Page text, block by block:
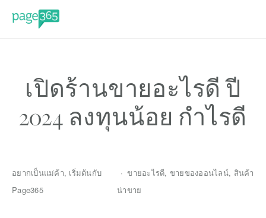
เปิดร้านขายอะไรดี ปี
2024 ลงทุนน้อย กำไรดี
อยากเป็นแม่ค้า, เริ่มต้นกับ
Page365
ขายอะไรดี, ขายของออนไลน์, สินค้า
น่าขาย